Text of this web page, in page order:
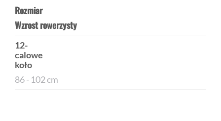
Rozmiar
Wzrost rowerzysty
12-
calowe
koło
86 - 102 cm